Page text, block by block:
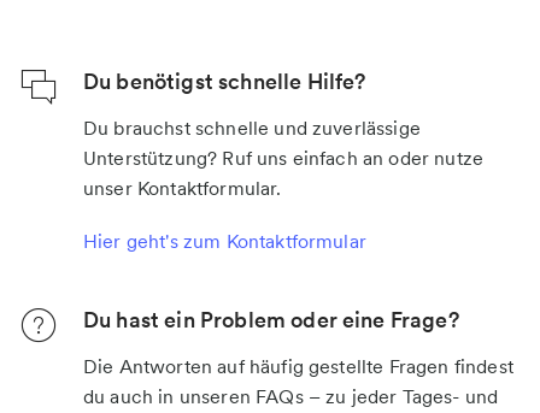
Du benötigst schnelle Hilfe?
Du brauchst schnelle und zuverlässige
Unterstützung? Ruf uns einfach an oder nutze
unser Kontaktformular.
Hier geht's zum Kontaktformular
Du hast ein Problem oder eine Frage?
Die Antworten auf häufig gestellte Fragen findest
du auch in unseren FAQs – zu jeder Tages- und